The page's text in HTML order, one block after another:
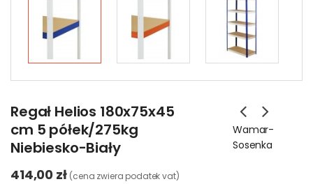
Regał Helios 180x75x45
cm 5 półek/275kg
Niebiesko-Biały
Wamar-
Sosenka
414,00 zł (cena zwiera podatek vat)